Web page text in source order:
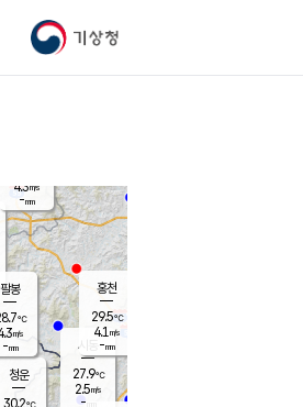
기상청
청운
30.2℃
팔봉
℃
m/s
-mm
시동
27.9℃
2.5m/s
- mm
홍천
29.5℃
4.1 m/s
-mm
4.3m/s
-mm